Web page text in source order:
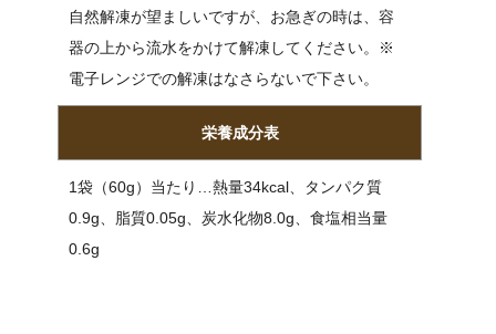
自然解凍が望ましいですが、お急ぎの時は、容
器の上から流水をかけて解凍してください。※
電子レンジでの解凍はなさらないで下さい。
栄養成分表
1袋（60g）当たり…熱量34kcal、タンパク質
0.9g、脂質0.05g、炭水化物8.0g、食塩相当量
0.6g